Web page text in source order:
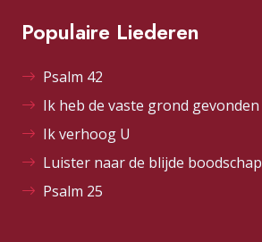
Populaire Liederen
Psalm 42
Ik heb de vaste grond gevonden
Ik verhoog U
Luister naar de blijde boodschap
Psalm 25